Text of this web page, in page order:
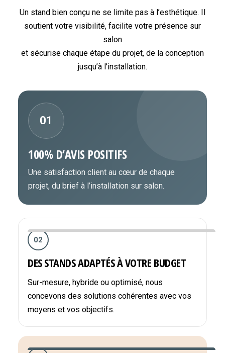
Un stand bien conçu ne se limite pas à l’esthétique. Il
soutient votre visibilité, facilite votre présence sur
salon
et sécurise chaque étape du projet, de la conception
jusqu’à l’installation.
01
100% D’AVIS POSITIFS
Une satisfaction client au cœur de chaque
projet, du brief à l’installation sur salon.
02
DES STANDS ADAPTÉS À VOTRE BUDGET
Sur-mesure, hybride ou optimisé, nous
concevons des solutions cohérentes avec vos
moyens et vos objectifs.